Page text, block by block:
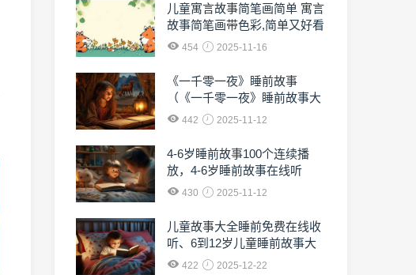
儿童寓言故事简笔画简单 寓言
故事简笔画带色彩,简单又好看
454 2025-11-16
《一千零一夜》睡前故事
（《一千零一夜》睡前故事大
全）442 2025-11-12
4-6岁睡前故事100个连续播
放，4-6岁睡前故事在线听
430 2025-11-12
儿童故事大全睡前免费在线收
听、6到12岁儿童睡前故事大
全免费收听
422 2025-12-22